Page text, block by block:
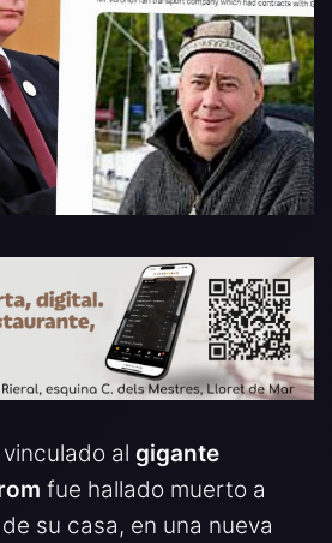
al gigante
fue hallado muerto a
su casa, en una nueva